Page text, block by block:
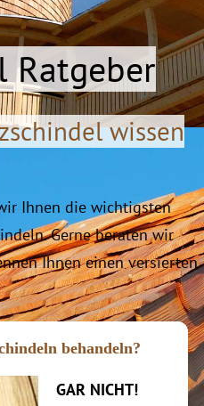
Ratgeber
wissen
Ihnen die wichtigsten
Gerne beraten wir
Ihnen einen versierten
behandeln?
GAR NICHT!